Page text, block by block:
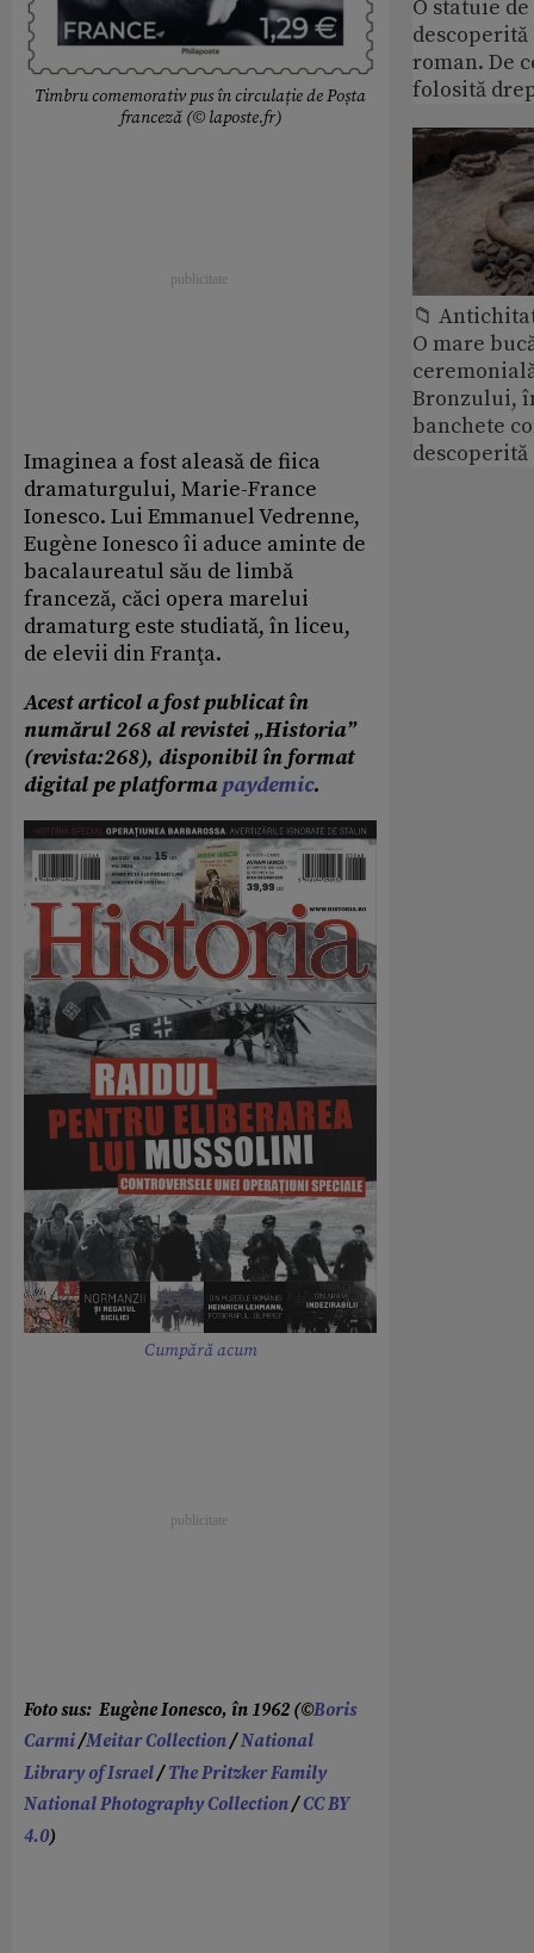
Timbru comemorativ pus în circulație de Poșta
franceză (© laposte.fr)
Imaginea a fost aleasă de fiica
dramaturgului, Marie-France
Ionesco. Lui Emmanuel Vedrenne,
Eugène Ionesco îi aduce aminte de
bacalaureatul său de limbă
franceză, căci opera marelui
dramaturg este studiată, în liceu,
de elevii din Franţa.
Acest articol a fost publicat în
numărul 268 al revistei „Historia”
(revista:268), disponibil în format
digital pe platformapaydemic.
Cumpără acum
Foto sus: Eugène Ionesco, în 1962 (©Boris
Carmi/Meitar Collection/National
Library of Israel/The Pritzker Family
National Photography Collection/CC BY
4.0)
O statuie
roman. De
folosită
📁
O mare
Bronzului,
banchete